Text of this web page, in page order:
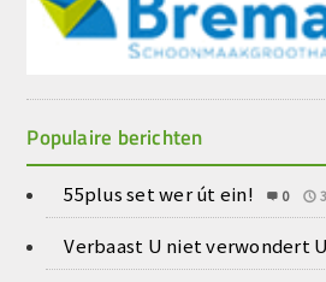
Populaire berichten
55plus set wer út ein! 0
Verbaast U niet verwondert